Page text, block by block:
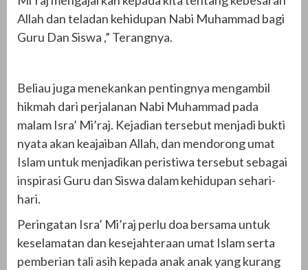
Allah dan teladan kehidupan Nabi Muhammad bagi
Guru Dan Siswa ,” Terangnya.
Beliau juga menekankan pentingnya mengambil
hikmah dari perjalanan Nabi Muhammad pada
malam Isra’ Mi’raj. Kejadian tersebut menjadi bukti
nyata akan keajaiban Allah, dan mendorong umat
Islam untuk menjadikan peristiwa tersebut sebagai
inspirasi Guru dan Siswa dalam kehidupan sehari-
hari.
Peringatan Isra’ Mi’raj perlu doa bersama untuk
keselamatan dan kesejahteraan umat Islam serta
pemberian tali asih kepada anak anak yang kurang